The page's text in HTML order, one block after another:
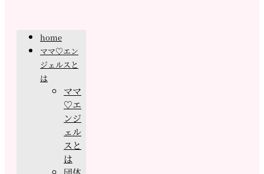
home
ママ♡エン
ジェルスと
は
ママ
♡エ
ンジ
ェル
スと
は